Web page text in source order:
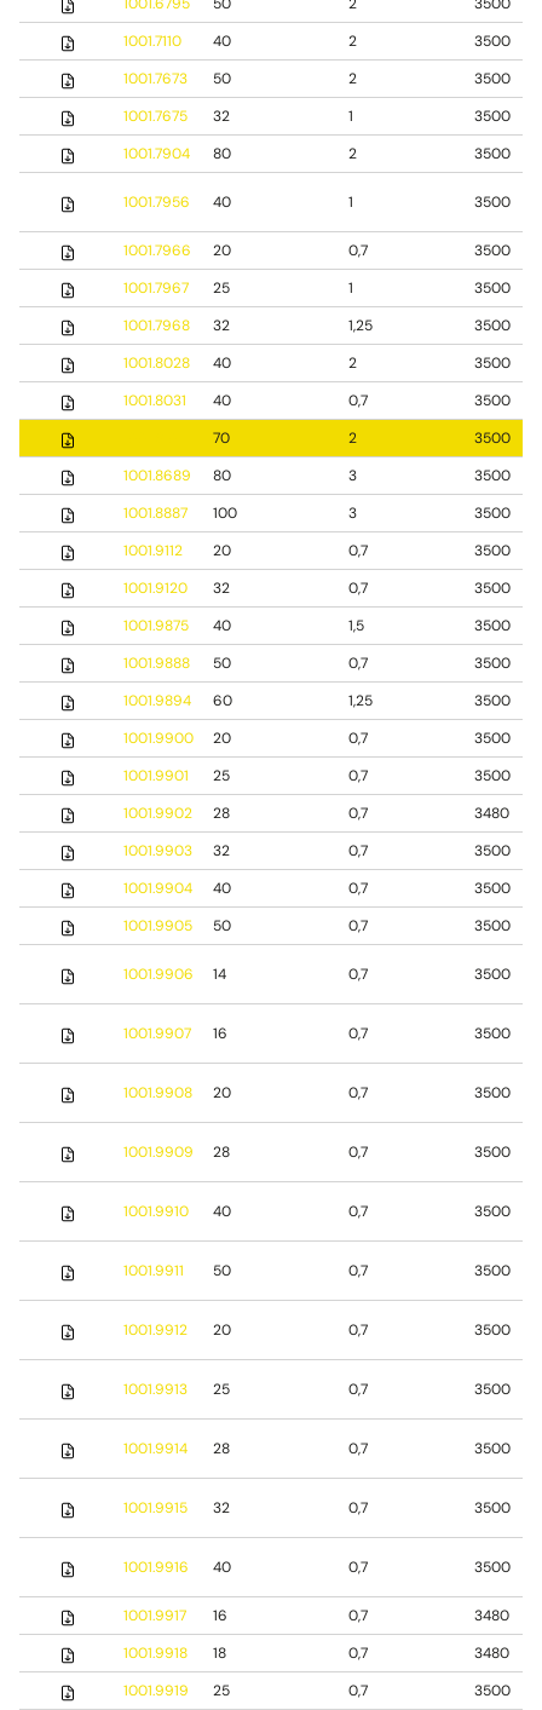
1001.6795 50 2
3500
1001.7110
40 2
3500
1001.7673
50 2
3500
1001.7675
32 1
3500
1001.7904
80 2 3500
1001.7956 40 1 3500
1001.7966 20 0,7
3500
1001.7967
25 1
3500
1001.7968
32 1,25
3500
1001.8028
40 2
3500
1001.8031
40 0,7
3500
70 2
3500
1001.8689
80 3
3500
1001.8887
100 3
3500
1001.9112
20 0,7
3500
1001.9120
32 0,7
3500
1001.9875
40 1,5
3500
1001.9888
50 0,7
3500
1001.9894
60 1,25
3500
1001.9900
20 0,7
3500
1001.9901
25 0,7
3500
1001.9902
28 0,7
3480
1001.9903
32 0,7
3500
1001.9904
40 0,7
3500
1001.9905
50 0,7 3500
1001.9906 14 0,7 3500
1001.9907 16 0,7 3500
1001.9908 20 0,7 3500
1001.9909 28 0,7 3500
1001.9910 40 0,7 3500
1001.9911 50 0,7 3500
1001.9912 20 0,7 3500
1001.9913 25 0,7 3500
1001.9914 28 0,7 3500
1001.9915 32 0,7 3500
1001.9916 40 0,7 3500
1001.9917 16 0,7
3480
1001.9918
18 0,7
3480
1001.9919
25 0,7
3500